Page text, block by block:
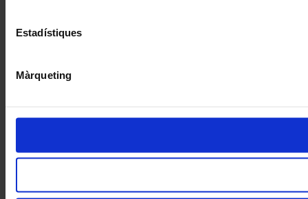
Estadístiques
Màrqueting